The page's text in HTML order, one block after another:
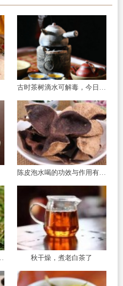
陈皮泡水喝的功效与作用有哪些?
秋干燥，煮老白茶了